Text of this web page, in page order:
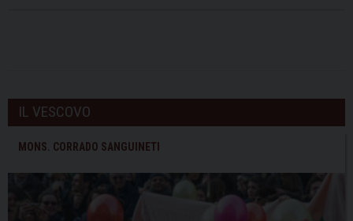
IL VESCOVO
MONS. CORRADO SANGUINETI